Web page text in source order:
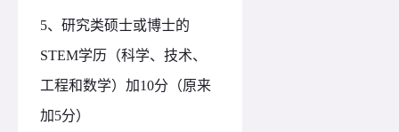
5、 研究类硕士或博士的
STEM学历（科学、技术、
工程和数学）加10分（原来
加5分）